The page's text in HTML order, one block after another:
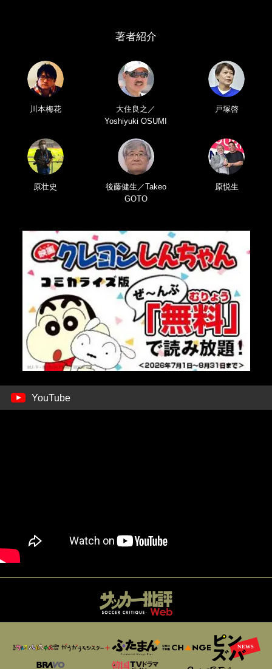
著者紹介
川本梅花
大住良之／
Yoshiyuki OSUMI
戸塚啓
原壮史
後藤健生／Takeo
GOTO
原悦生
YouTube